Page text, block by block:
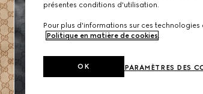
présentes conditions d'utilisation.
Pour plus d'informations sur ces
Politique en matière de cookies.
PARAMÈTRES DES
OK